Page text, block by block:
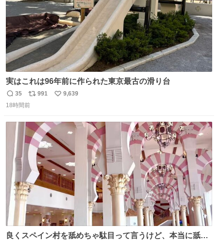
実はこれは96年前に作られた東京最古の滑り台
返
信
35
リ
ポ
ト
数
991
い
9,639
18時間前
良くスペイン村を舐めちゃ駄目って言うけど、本当に舐め